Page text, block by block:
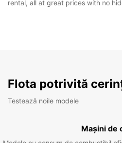
rental, all at great prices with no
Flota potrivită
Testează noile modele
Mașini de